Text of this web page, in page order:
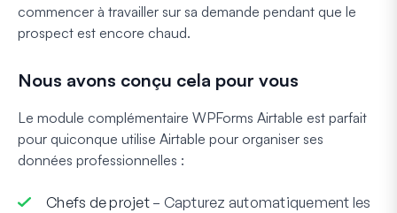
commencer à travailler sur sa demande pendant que le
prospect est encore chaud.
Nous avons conçu cela pour vous
Le module complémentaire WPForms Airtable est parfait
pour quiconque utilise Airtable pour organiser ses
données professionnelles :
Chefs de projet– Capturez automatiquement les